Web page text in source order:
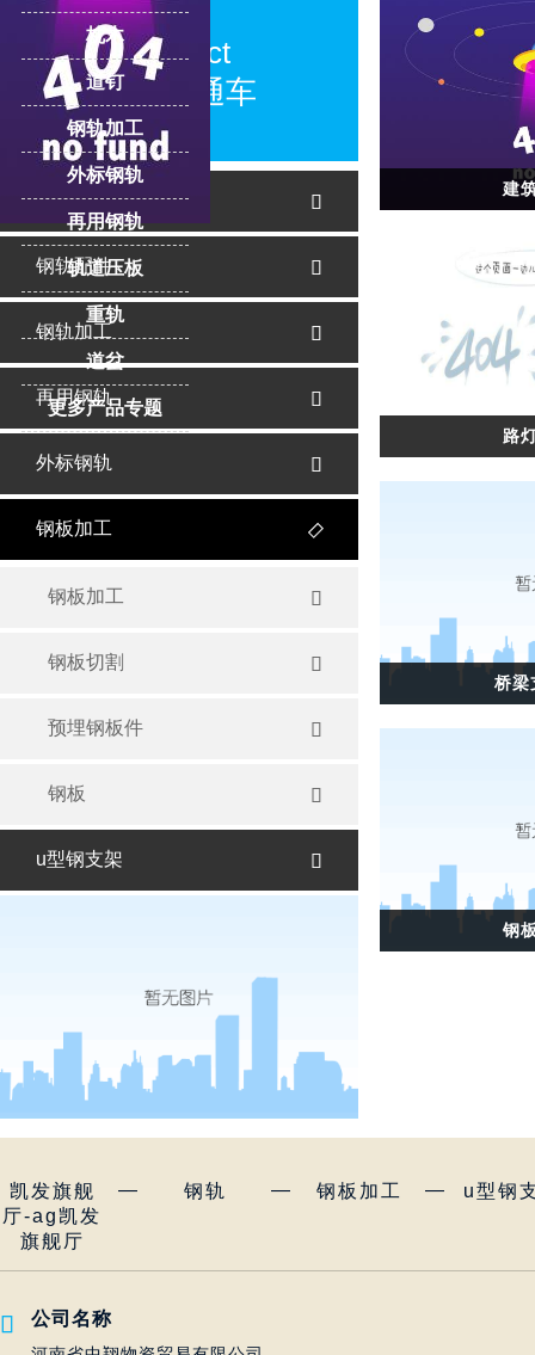
线:
建
路
桥梁
钢
product
产品直通车
钢轨 
钢轨配件 
钢轨加工 
再用钢轨 
外标钢轨 
钢板加工 
钢板加工 
钢板切割 
预埋钢板件 
钢板 
u型钢支架 
枕木
道钉
钢轨加工
外标钢轨
再用钢轨
轨道压板
重轨
道岔
更多产品专题
凯发旗舰
厅-ag凯发
旗舰厅
— 钢轨 — 钢板加工 — u型钢
 公司名称